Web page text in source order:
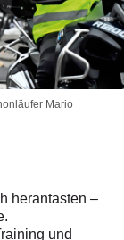
Mario
herantasten –
und